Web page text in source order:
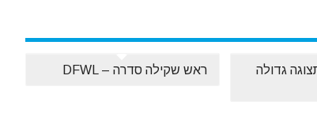
גדולה
ראש שקילה סדרה – DFWL